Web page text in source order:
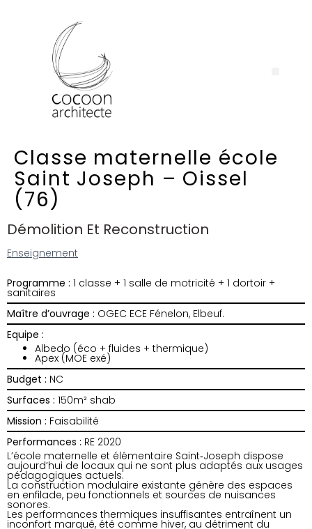
Classe maternelle école
Saint Joseph – Oissel
(76)
Démolition Et Reconstruction
Enseignement
Programme : 1 classe + 1 salle de motricité + 1 dortoir +
sanitaires
Maître d’ouvrage : OGEC ECE Fénelon, Elbeuf.
Equipe :
Albedo (éco + fluides + thermique)
Apex (MOE exé)
Budget : NC
Surfaces : 150m² shab
Mission : Faisabilité
Performances : RE 2020
L’école maternelle et élémentaire Saint‑Joseph dispose
aujourd’hui de locaux qui ne sont plus adaptés aux usages
pédagogiques actuels.
La construction modulaire existante génère des espaces
en enfilade, peu fonctionnels et sources de nuisances
sonores.
Les performances thermiques insuffisantes entraînent un
inconfort marqué, été comme hiver, au détriment du